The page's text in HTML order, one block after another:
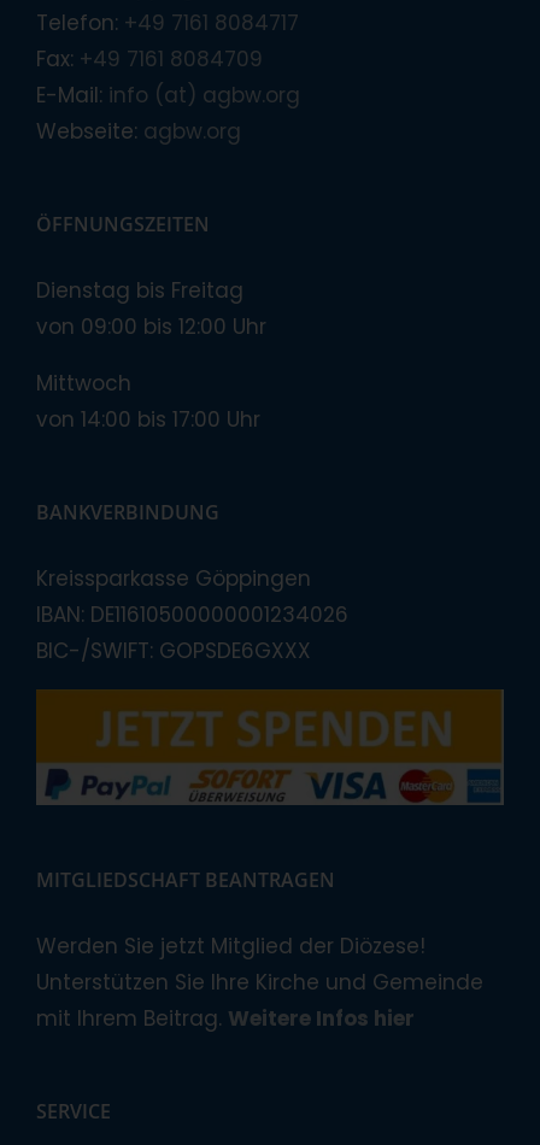
Telefon: +49 7161 8084717
Fax: +49 7161 8084709
E-Mail: info (at) agbw.org
Webseite: agbw.org
ÖFFNUNGSZEITEN
Dienstag bis Freitag
von 09:00 bis 12:00 Uhr
Mittwoch
von 14:00 bis 17:00 Uhr
BANKVERBINDUNG
Kreissparkasse Göppingen
IBAN: DE11610500000001234026
BIC-/SWIFT: GOPSDE6GXXX
MITGLIEDSCHAFT BEANTRAGEN
Werden Sie jetzt Mitglied der Diözese!
Unterstützen Sie Ihre Kirche und Gemeinde
mit Ihrem Beitrag. Weitere Infos hier
SERVICE